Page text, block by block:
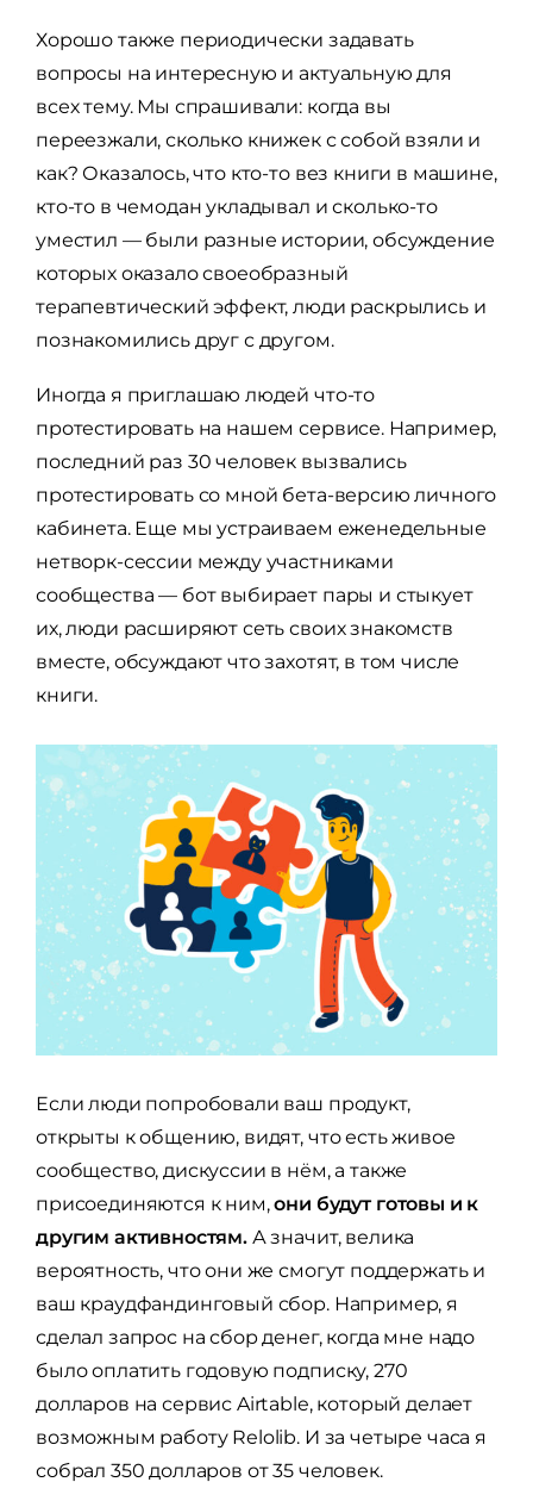
Хорошо также периодически задавать
вопросы на интересную и актуальную для
всех тему. Мы спрашивали: когда вы
переезжали, сколько книжек с собой взяли и
как? Оказалось, что кто-то вез книги в машине,
кто-то в чемодан укладывал и сколько-то
уместил — были разные истории, обсуждение
которых оказало своеобразный
терапевтический эффект, люди раскрылись и
познакомились друг с другом.
Иногда я приглашаю людей что-то
протестировать на нашем сервисе. Например,
последний раз 30 человек вызвались
протестировать со мной бета-версию личного
кабинета. Еще мы устраиваем еженедельные
нетворк-сессии между участниками
сообщества — бот выбирает пары и стыкует
их, люди расширяют сеть своих знакомств
вместе, обсуждают что захотят, в том числе
книги.
Если люди попробовали ваш продукт,
открыты к общению, видят, что есть живое
сообщество, дискуссии в нём, а также
присоединяются к ним,они будут готовы и к
другим активностям. А значит, велика
вероятность, что они же смогут поддержать и
ваш краудфандинговый сбор. Например, я
сделал запрос на сбор денег, когда мне надо
было оплатить годовую подписку, 270
долларов на сервис Airtable, который делает
возможным работу Relolib. И за четыре часа я
собрал 350 долларов от 35 человек.